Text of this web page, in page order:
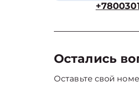
Остались
Оставьте свой